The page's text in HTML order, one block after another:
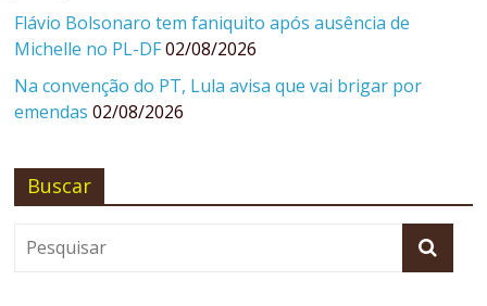
Flávio Bolsonaro tem faniquito após ausência de
Michelle no PL-DF02/08/2026
Na convenção do PT, Lula avisa que vai brigar por
emendas 02/08/2026
Buscar